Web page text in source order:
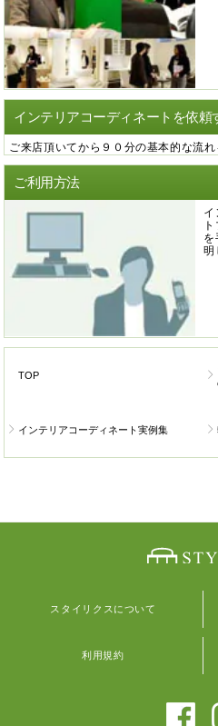
インテリアコーディネートを依頼
ご来店頂いてから９０分の基本的な流
ご利用方法
イ
を
明
TOP
インテリアコーディネート実例集
スタイリクスについて
利用規約